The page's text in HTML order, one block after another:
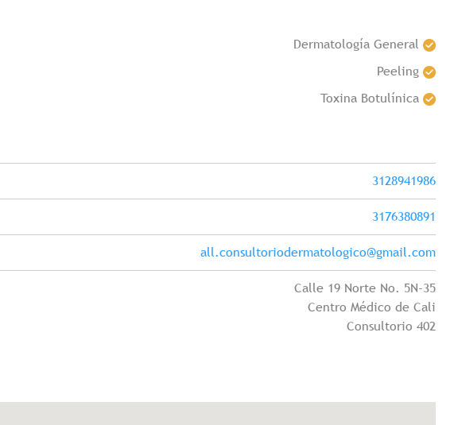
Dermatología General
Peeling
Toxina Botulínica
3128941986
3176380891
all.consultoriodermatologico@gmail.com
Calle 19 Norte No. 5N-35
Centro Médico de Cali
Consultorio 402
salud capilar